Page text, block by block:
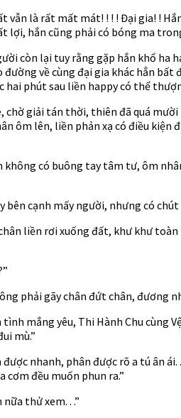
là rất mất mát! ! ! ! Đại gia! !
lợi, hắn cũng phải có bóng ma
còn lại tuy rằng gặp hắn khổ
về cùng đại gia khác hẳn
hai phút sau liền happy có thể
chờ giải tán thời, thiên đã quá
ôm lên, liền phản xạ có điều
không có buông tay tâm tư, ôm
cạnh mấy người, nhưng có
liền rơi xuống đất, khư khư
phải gãy chân đứt chân, đương
mắng yêu, Thi Hành Chu cùng
mù.”
được nhanh, phân được rõ a tú ân
cơm đều muốn phun ra.”
thử xem. . .”